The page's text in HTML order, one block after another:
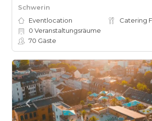
Schwerin
Eventlocation
Catering
0 Veranstaltungsräume
70 Gäste